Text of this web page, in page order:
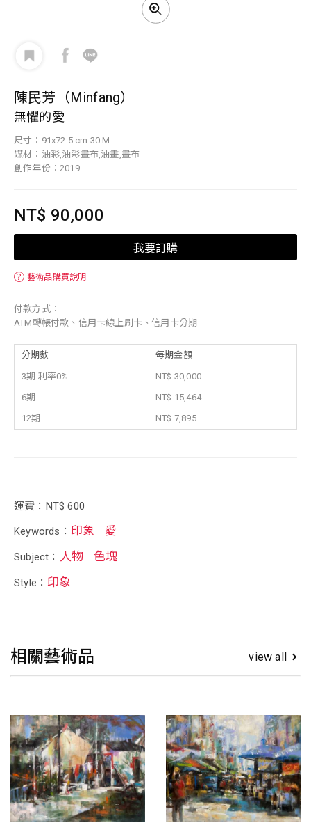
陳民芳（Minfang）
無懼的愛
尺寸：91x72.5 cm 30 M
媒材：油彩,油彩畫布,油畫,畫布
創作年份：2019
NT$ 90,000
我要訂購
？ 藝術品購買說明
付款方式：
ATM轉帳付款、信用卡線上刷卡、信用卡分期
分期數 每期金額
3期 利率0%
NT$ 30,000
6期
NT$ 15,464
12期
NT$ 7,895
運費：NT$ 600
Keywords： 印象 愛
Subject： 人物 色塊
Style： 印象
相關藝術品 view all